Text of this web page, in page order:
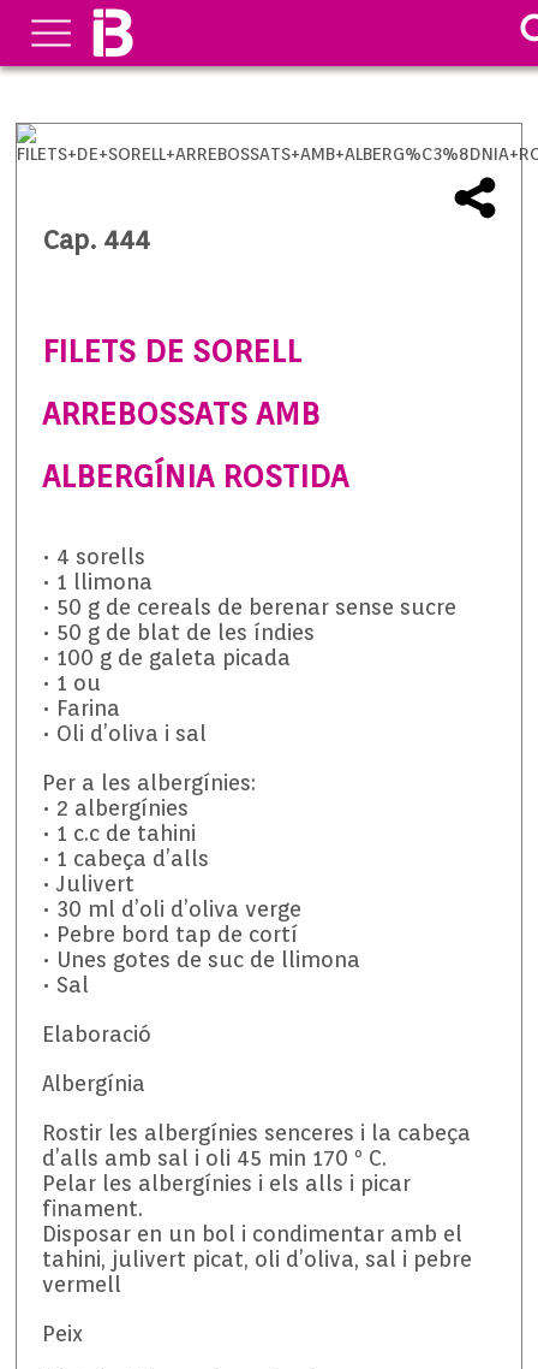
Cap. 444
FILETS DE SORELL
ARREBOSSATS AMB
ALBERGÍNIA ROSTIDA
• 4 sorells
• 1 llimona
• 50 g de cereals de berenar sense sucre
• 50 g de blat de les índies
• 100 g de galeta picada
• 1 ou
• Farina
• Oli d’oliva i sal
Per a les albergínies:
• 2 albergínies
• 1 c.c de tahini
• 1 cabeça d’alls
• Julivert
• 30 ml d’oli d’oliva verge
• Pebre bord tap de cortí
• Unes gotes de suc de llimona
• Sal
Elaboració
Albergínia
Rostir les albergínies senceres i la cabeça
d’alls amb sal i oli 45 min 170 º C.
Pelar les albergínies i els alls i picar
finament.
Disposar en un bol i condimentar amb el
tahini, julivert picat, oli d’oliva, sal i pebre
vermell
Peix